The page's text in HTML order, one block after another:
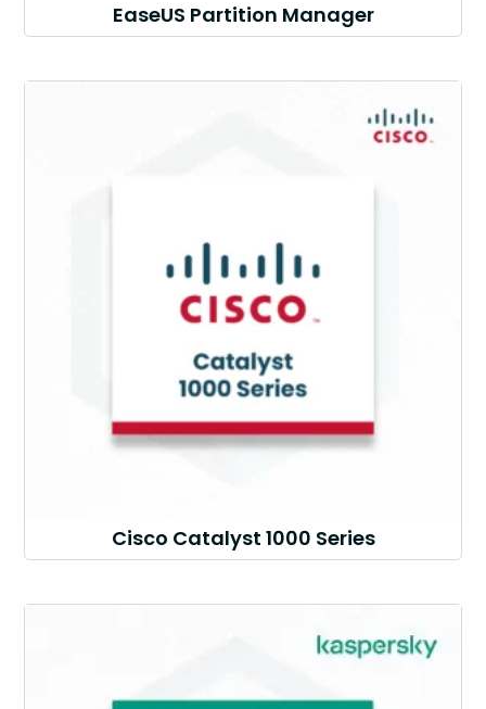
EaseUS Partition Manager
Cisco Catalyst 1000 Series